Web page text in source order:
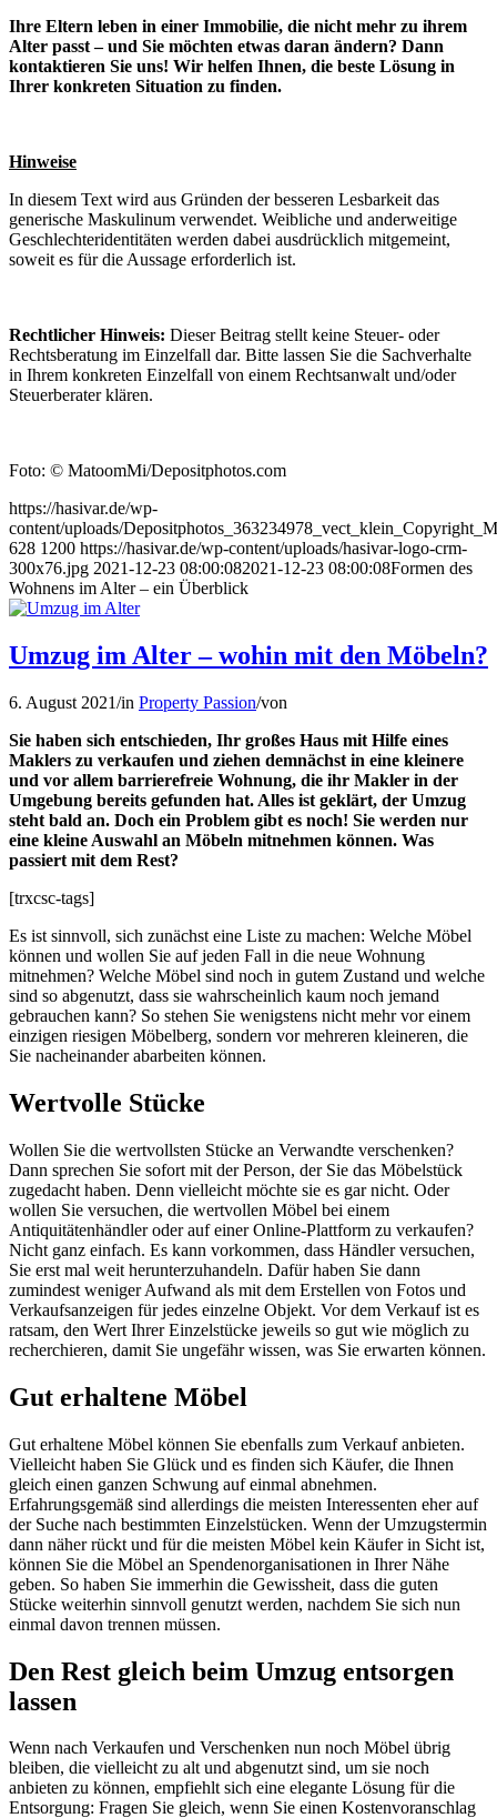
Ihre Eltern leben in einer Immobilie, die nicht mehr zu ihrem
Alter passt – und Sie möchten etwas daran ändern? Dann
kontaktieren Sie uns! Wir helfen Ihnen, die beste Lösung in
Ihrer konkreten Situation zu finden.
Hinweise
In diesem Text wird aus Gründen der besseren Lesbarkeit das
generische Maskulinum verwendet. Weibliche und anderweitige
Geschlechteridentitäten werden dabei ausdrücklich mitgemeint,
soweit es für die Aussage erforderlich ist.
Rechtlicher Hinweis: Dieser Beitrag stellt keine Steuer- oder
Rechtsberatung im Einzelfall dar. Bitte lassen Sie die Sachverhalte
in Ihrem konkreten Einzelfall von einem Rechtsanwalt und/oder
Steuerberater klären.
Foto: © MatoomMi/Depositphotos.com
https://hasivar.de/wp-
content/uploads/
628 1200 https://hasivar.de/wp-content/uploads/hasivar-logo-crm-
300x76.jpg 2021-12-23 08:00:082021-12-23 08:00:08Formen des
Wohnens im Alter – ein Überblick
Umzug im Alter – wohin mit den Möbeln?
6. August 2021/in Property Passion/von
Sie haben sich entschieden, Ihr großes Haus mit Hilfe eines
Maklers zu verkaufen und ziehen demnächst in eine kleinere
und vor allem barrierefreie Wohnung, die ihr Makler in der
Umgebung bereits gefunden hat. Alles ist geklärt, der Umzug
steht bald an. Doch ein Problem gibt es noch! Sie werden nur
eine kleine Auswahl an Möbeln mitnehmen können. Was
passiert mit dem Rest?
[trxcsc-tags]
Es ist sinnvoll, sich zunächst eine Liste zu machen: Welche Möbel
können und wollen Sie auf jeden Fall in die neue Wohnung
mitnehmen? Welche Möbel sind noch in gutem Zustand und welche
sind so abgenutzt, dass sie wahrscheinlich kaum noch jemand
gebrauchen kann? So stehen Sie wenigstens nicht mehr vor einem
einzigen riesigen Möbelberg, sondern vor mehreren kleineren, die
Sie nacheinander abarbeiten können.
Wertvolle Stücke
Wollen Sie die wertvollsten Stücke an Verwandte verschenken?
Dann sprechen Sie sofort mit der Person, der Sie das Möbelstück
zugedacht haben. Denn vielleicht möchte sie es gar nicht. Oder
wollen Sie versuchen, die wertvollen Möbel bei einem
Antiquitätenhändler oder auf einer Online-Plattform zu verkaufen?
Nicht ganz einfach. Es kann vorkommen, dass Händler versuchen,
Sie erst mal weit herunterzuhandeln. Dafür haben Sie dann
zumindest weniger Aufwand als mit dem Erstellen von Fotos und
Verkaufsanzeigen für jedes einzelne Objekt. Vor dem Verkauf ist es
ratsam, den Wert Ihrer Einzelstücke jeweils so gut wie möglich zu
recherchieren, damit Sie ungefähr wissen, was Sie erwarten können.
Gut erhaltene Möbel
Gut erhaltene Möbel können Sie ebenfalls zum Verkauf anbieten.
Vielleicht haben Sie Glück und es finden sich Käufer, die Ihnen
gleich einen ganzen Schwung auf einmal abnehmen.
Erfahrungsgemäß sind allerdings die meisten Interessenten eher auf
der Suche nach bestimmten Einzelstücken. Wenn der Umzugstermin
dann näher rückt und für die meisten Möbel kein Käufer in Sicht ist,
können Sie die Möbel an Spendenorganisationen in Ihrer Nähe
geben. So haben Sie immerhin die Gewissheit, dass die guten
Stücke weiterhin sinnvoll genutzt werden, nachdem Sie sich nun
einmal davon trennen müssen.
Den Rest gleich beim Umzug entsorgen
lassen
Wenn nach Verkaufen und Verschenken nun noch Möbel übrig
bleiben, die vielleicht zu alt und abgenutzt sind, um sie noch
anbieten zu können, empfiehlt sich eine elegante Lösung für die
Entsorgung: Fragen Sie gleich, wenn Sie einen Kostenvoranschlag